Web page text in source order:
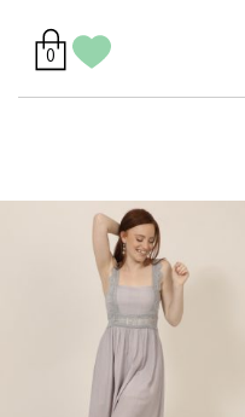
יש
לך
0מוצרים
בסל
הווישליסט